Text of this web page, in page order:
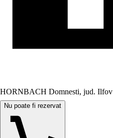
HORNBACH Domnesti, jud. Ilfov
Nu poate fi rezervat